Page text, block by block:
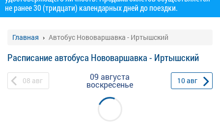
не ранее 30 (тридцати) календарных дней до поездки.
Главная Автобус Нововаршавка - Иртышский
Расписание автобуса Нововаршавка - Иртышский
08 авг 09 августа
воскресенье 10авг